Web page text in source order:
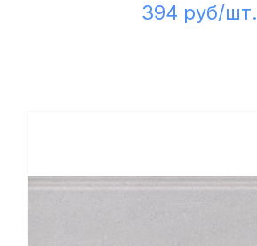
394 руб/шт.